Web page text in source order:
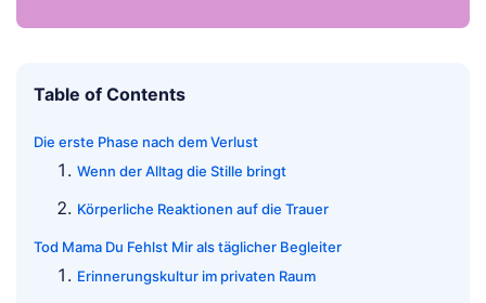
Table of Contents
Die erste Phase nach dem Verlust
Wenn der Alltag die Stille bringt
Körperliche Reaktionen auf die Trauer
Tod Mama Du Fehlst Mir als täglicher Begleiter
Erinnerungskultur im privaten Raum